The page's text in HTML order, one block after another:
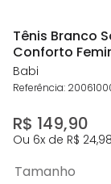
Tênis Branco
Conforto
Babi
Referência:
R$ 149,90
Ou 6x de R$ 24,98
Tamanho